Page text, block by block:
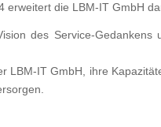
erweitert die LBM-IT GmbH
des Service-
LBM-IT GmbH, ihre